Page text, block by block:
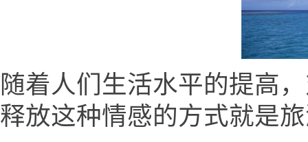
随着人们生活水平的提高
释放这种情感的方式就是